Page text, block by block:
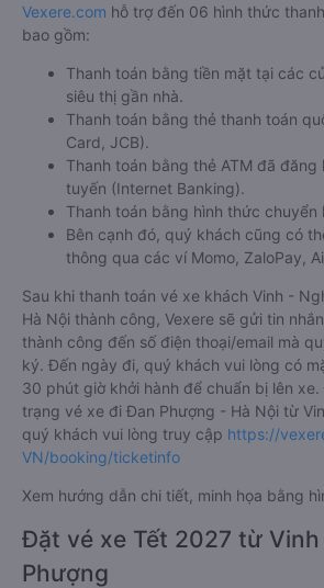
Vexere.com hỗ trợ đến 06 hình thức
bao gồm:
Thanh toán bằng tiền mặt tại các
siêu thị gần nhà.
Thanh toán bằng thẻ thanh toán
Card, JCB).
Thanh toán bằng thẻ ATM đã
tuyến (Internet Banking).
Thanh toán bằng hình thức chuyển
Bên cạnh đó, quý khách cũng có
thông qua các ví Momo, ZaloPay,
Sau khi thanh toán vé xe khách Vinh -
Hà Nội thành công, Vexere sẽ gửi tin
thành công đến số điện thoại/email mà
ký. Đến ngày đi, quý khách vui lòng có
30 phút giờ khởi hành để chuẩn bị lên
trạng vé xe đi Đan Phượng - Hà Nội từ
quý khách vui lòng truy cập https://
VN/booking/ticketinfo
Xem hướng dẫn chi tiết, minh họa bằng
Đặt vé xe Tết 2027 từ
Phượng